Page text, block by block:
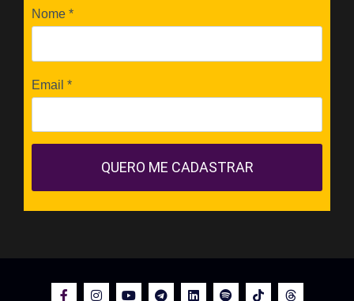
Nome *
Email *
QUERO ME CADASTRAR